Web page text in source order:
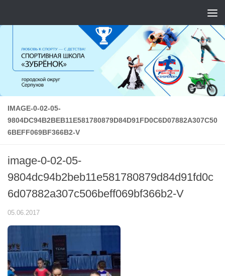
IMAGE-0-02-05-
9804DC94B2BEB11E581780879D84D91FD0C6D07882A307C50
6BEFF069BF366B2-V
image-0-02-05-
9804dc94b2beb11e581780879d84d91fd0c
6d07882a307c506beff069bf366b2-V
05.06.2017